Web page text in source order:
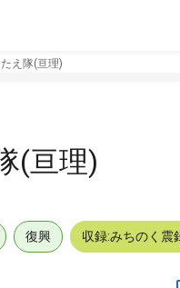
え隊(亘理)
(亘理)
復興 収録:みちのく震